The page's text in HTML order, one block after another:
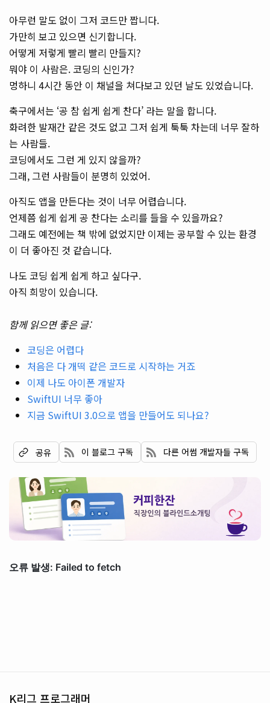
아무런 말도 없이 그저 코드만 짭니다.
가만히 보고 있으면 신기합니다.
어떻게 저렇게 빨리 빨리 만들지?
뭐야 이 사람은. 코딩의 신인가?
멍하니 4시간 동안 이 채널을 쳐다보고 있던 날도 있었습니다.
축구에서는 ‘공 참 쉽게 쉽게 찬다’ 라는 말을 합니다.
화려한 발재간 같은 것도 없고 그저 쉽게 툭툭 차는데 너무 잘하
는 사람들.
코딩에서도 그런 게 있지 않을까?
그래, 그런 사람들이 분명히 있었어.
아직도 앱을 만든다는 것이 너무 어렵습니다.
언제쯤 쉽게 쉽게 공 찬다는 소리를 들을 수 있을까요?
그래도 예전에는 책 밖에 없었지만 이제는 공부할 수 있는 환경
이 더 좋아진 것 같습니다.
나도 코딩 쉽게 쉽게 하고 싶다구.
아직 희망이 있습니다.
함께 읽으면 좋은 글:
코딩은 어렵다
처음은 다 개떡 같은 코드로 시작하는 거죠
이제 나도 아이폰 개발자
SwiftUI 너무 좋아
지금 SwiftUI 3.0으로 앱을 만들어도 되나요?
공유 이 블로그 구독 다른 어썸 개발자들 구독
K리그 프로그래머